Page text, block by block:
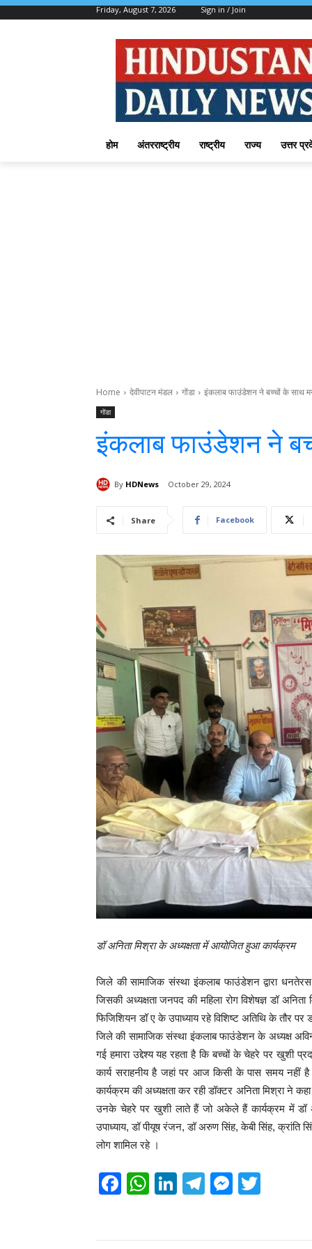
Friday, August 7, 2026 Sign in / Join
होम अंतरराष्ट्रीय राष्ट्रीय राज्य उत्तर
Home देवीपाटन मंडल गोंडा इंकलाब फाउंडेशन ने बच्चों के साथ
गोंडा
इंकलाब फाउंडेशन ने
By HDNews October 29, 2024
Share Facebook
डॉ अनिता मिश्रा के अध्यक्षता में आयोजित हुआ कार्यक्रम
जिले की सामाजिक संस्था इंकलाब फाउंडेशन द्वारा
जिसकी अध्यक्षता जनपद की महिला रोग विशेषज्ञ डॉ
फिजिशियन डॉ ए के उपाध्याय रहे विशिष्ट अतिथि के तौर
जिले की सामाजिक संस्था इंकलाब फाउंडेशन के अध्यक्ष
गई हमारा उद्देश्य यह रहता है कि बच्चों के चेहरे पर
कार्य सराहनीय है जहां पर आज किसी के पास समय नहीं
कार्यक्रम की अध्यक्षता कर रही डॉक्टर अनिता मिश्रा ने
उनके चेहरे पर खुशी लाते हैं जो अकेले हैं कार्यक्रम में डॉ
उपाध्याय, डॉ पीयूष रंजन, डॉ अरुण सिंह, केबी सिंह, क्रांति
लोग शामिल रहे ।
F
W
Li
T
M